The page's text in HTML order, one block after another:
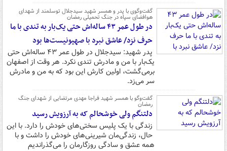
گفت‌وگوی با پدر و همسر شهید سیدجلال توسلمند از شهدای
هوافضای سپاه در جنگ تحمیلی رمضان
در طول عمر ۴۳ ساله‌اش حتی یک‌بار به تندی با ما
حرف نزد/ عاشق نبرد با صهیونیست‌ها بود
پدر شهید: سیدجلال در طول عمر ۴۳ ساله‌اش حتی
یک‌بار با من و مادرش تندی نکرد. هر وقت از اصفهان
برمی‌گشت، اولین کارش این بود که به من و مادرش
سر می‌زد.
گفت‌وگو با همسر شهید فراجا مهدی مرتضایی از شهدای جنگ
رمضان
دلتنگم ولی خوشحالم که به آرزویش رسید
زندگی با یک پلیس سختی‌های خودش را دارد. با این
حال، زندگی‌مان شیرینی‌های خودش را داشت و با
همه عشق و سادگی روزگارمان را می‌گذراندیم